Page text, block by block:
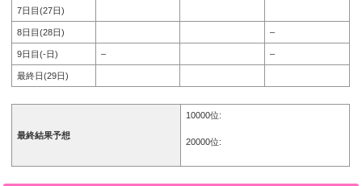
7日目(27日)
8日目(28日) –
9日目(-日) – –
最終日(29日)
最終結果予想
10000位:
20000位: